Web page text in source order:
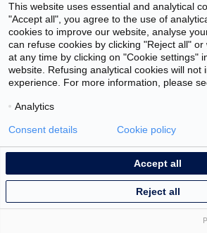
Cookie Einstellungen
This website uses essential and analytical
"Accept all", you agree to the use of
cookies to improve our website, analyse
can refuse cookies by clicking "Reject all"
at any time by clicking on "Cookie settings"
website. Refusing analytical cookies will not
experience. For more information, please
Analytics
Accept all
Reject all
Consent details Cookie policy